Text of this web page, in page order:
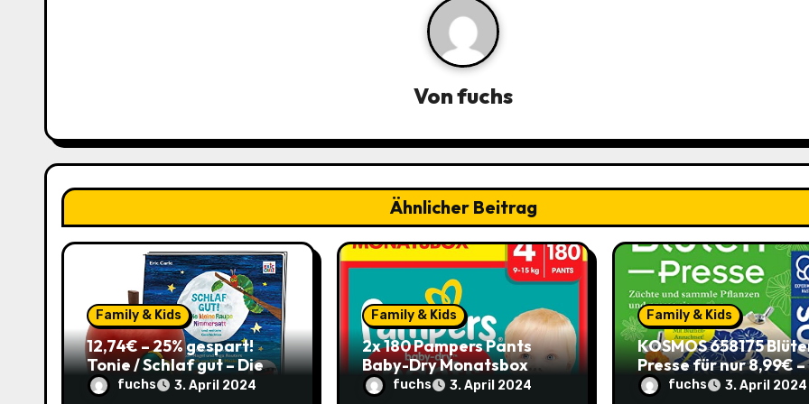
a
v
i
t
Vonfuchs
Ähnlicher Beitrag
Family & Kids
12,74€ – 25% gespart!
Tonie / Schlaf gut – Die
kleine Raupe Nimmersatt,
fuchs 3. April 2024
Family & Kids
2x 180 Pampers Pants
Baby-Dry Monatsbox
(Größe 4) – €0,204 pro
fuchs 3. April 2024
Family & Kids
KOSMOS 658175
Presse für nur 8,99€ –
Spare 2,90€ im
fuchs 3. April 2024